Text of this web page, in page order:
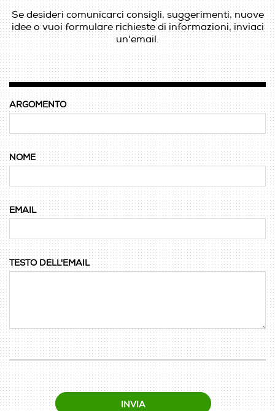
Se desideri comunicarci consigli, suggerimenti, nuove
idee o vuoi formulare richieste di informazioni, inviaci
un'email.
ARGOMENTO
NOME
EMAIL
TESTO DELL'EMAIL